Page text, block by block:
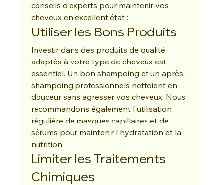
conseils d'experts pour maintenir vos
cheveux en excellent état :
Utiliser les Bons Produits
Investir dans des produits de qualité
adaptés à votre type de cheveux est
essentiel. Un bon shampoing et un après-
shampoing professionnels nettoient en
douceur sans agresser vos cheveux. Nous
recommandons également l'utilisation
régulière de masques capillaires et de
sérums pour maintenir l'hydratation et la
nutrition.
Limiter les Traitements
Chimiques